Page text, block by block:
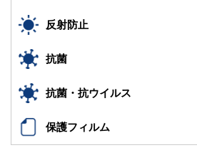
反射防止
抗菌
抗菌・抗ウイルス
保護フィルム